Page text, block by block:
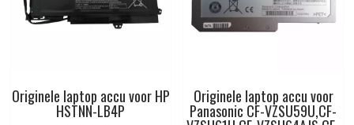
Originele laptop accu voor HP
HSTNN-LB4P
Originele laptop accu voor
Panasonic CF-VZSU59U,CF-